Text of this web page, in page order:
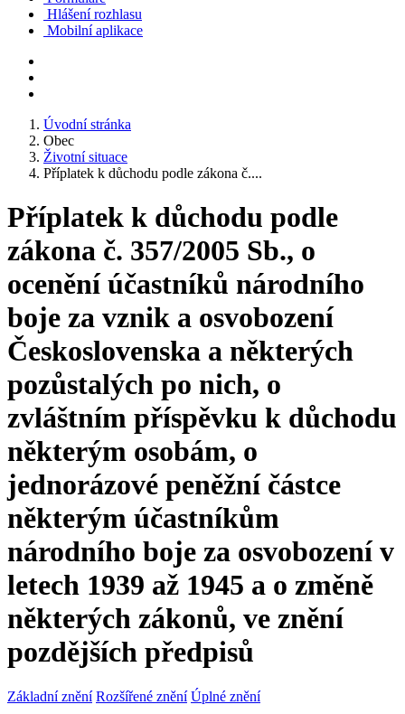
Hlášení rozhlasu
Mobilní aplikace
Úvodní stránka
Obec
Životní situace
Příplatek k důchodu podle zákona č....
Příplatek k důchodu podle
zákona č. 357/2005 Sb., o
ocenění účastníků národního
boje za vznik a osvobození
Československa a některých
pozůstalých po nich, o
zvláštním příspěvku k důchodu
některým osobám, o
jednorázové peněžní částce
některým účastníkům
národního boje za osvobození v
letech 1939 až 1945 a o změně
některých zákonů, ve znění
pozdějších předpisů
Základní znění Rozšířené znění Úplné znění